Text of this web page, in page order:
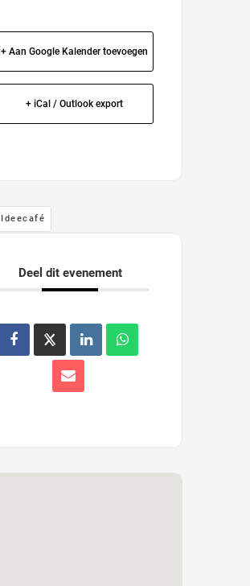
+ Aan Google Kalender toevoegen
+ iCal / Outlook export
Ideecafé
Deel dit evenement